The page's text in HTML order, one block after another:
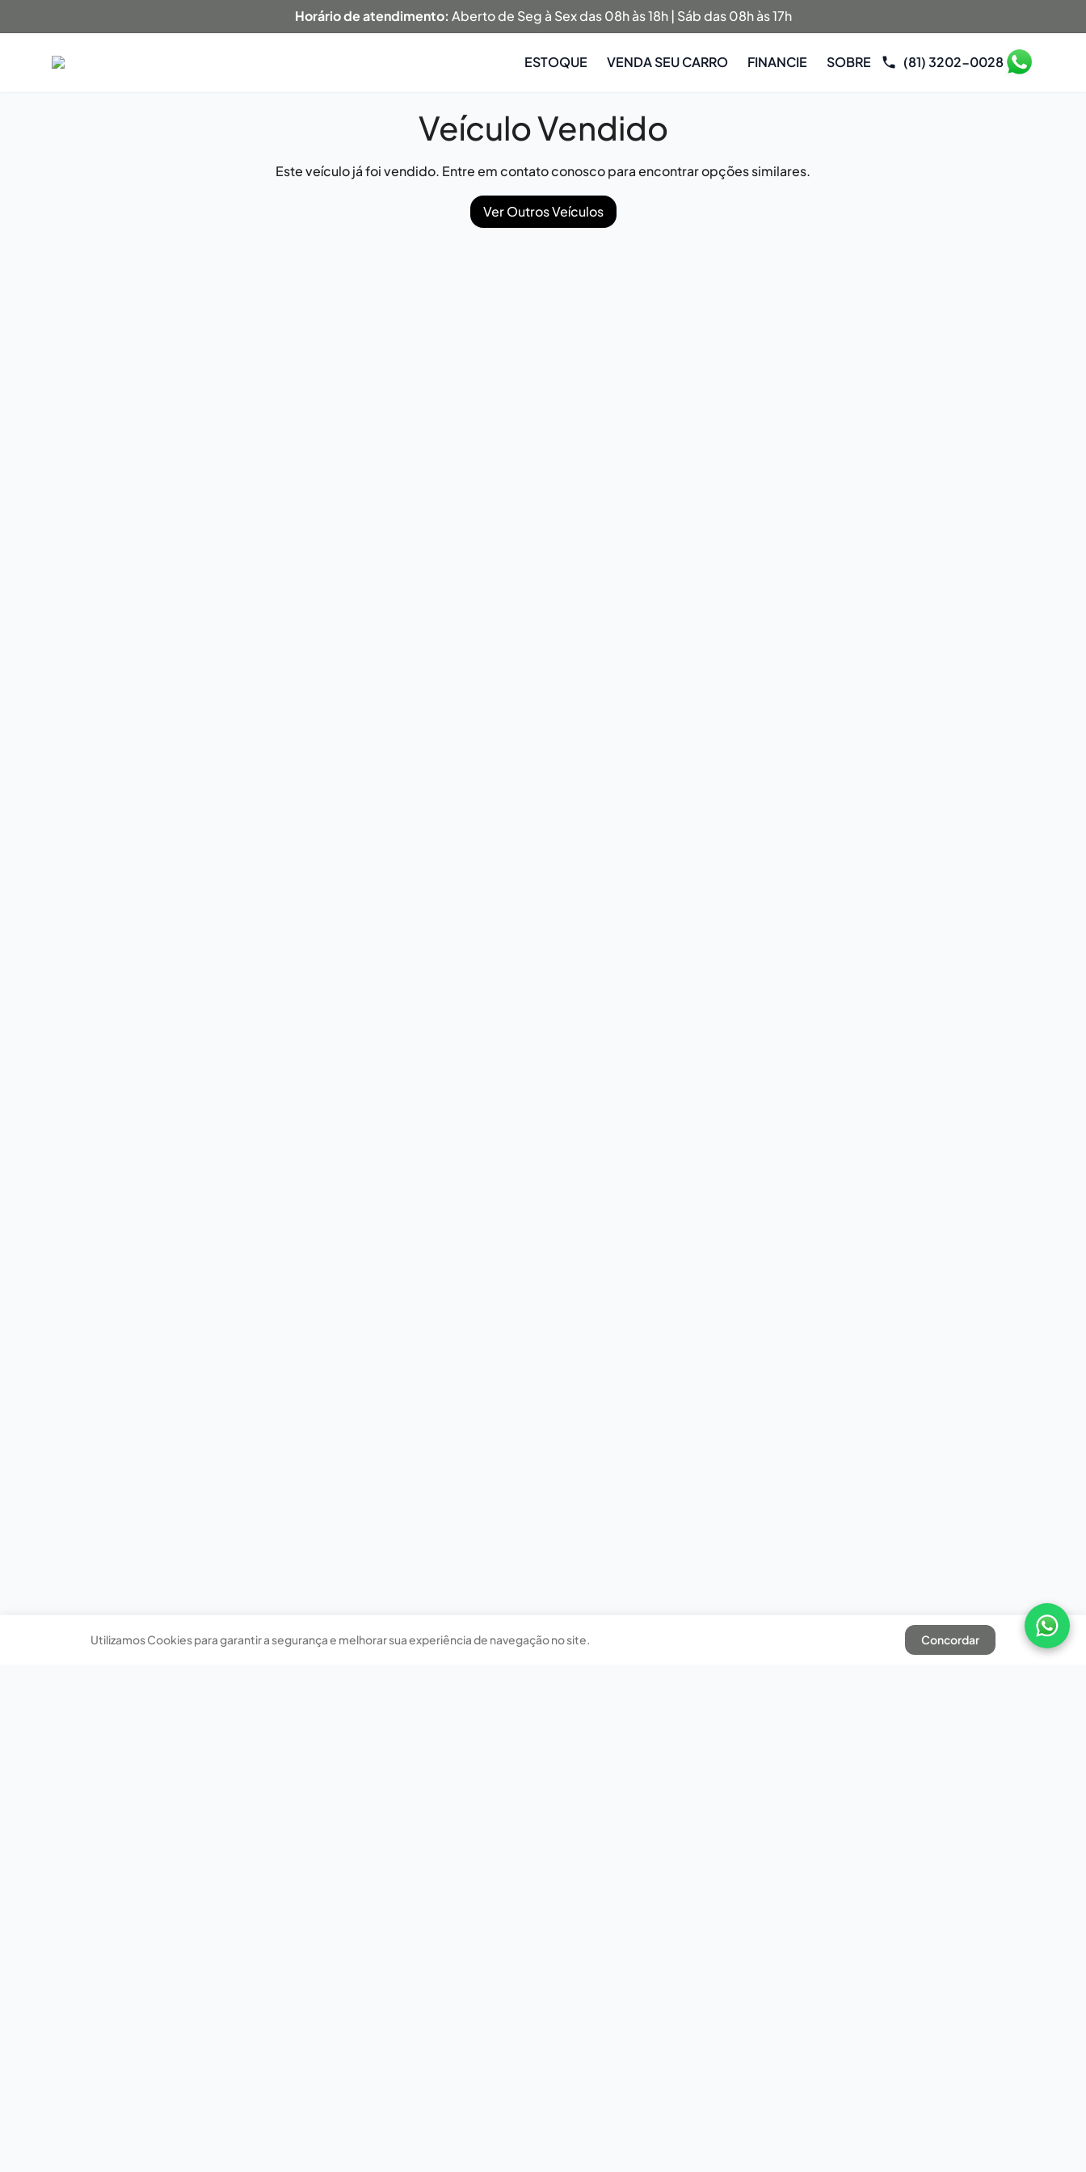
Horário de atendimento: Aberto de Seg à Sex das 08h às 18h | Sáb das 08h às 17h
ESTOQUE VENDA SEU CARRO FINANCIE SOBRE (81) 3202-0028
Veículo Vendido
Este veículo já foi vendido. Entre em contato conosco para encontrar opções similares.
Ver Outros Veículos
Utilizamos Cookies para garantir a segurança e melhorar sua experiência de navegação no site. Concordar